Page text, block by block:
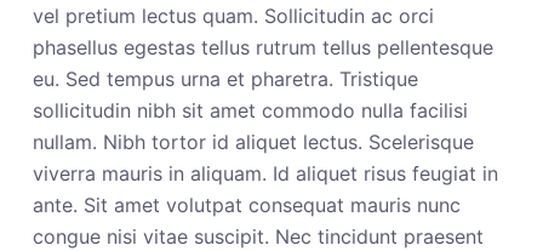
vel pretium lectus quam. Sollicitudin ac orci
phasellus egestas tellus rutrum tellus pellentesque
eu. Sed tempus urna et pharetra. Tristique
sollicitudin nibh sit amet commodo nulla facilisi
nullam. Nibh tortor id aliquet lectus. Scelerisque
viverra mauris in aliquam. Id aliquet risus feugiat in
ante. Sit amet volutpat consequat mauris nunc
congue nisi vitae suscipit. Nec tincidunt praesent